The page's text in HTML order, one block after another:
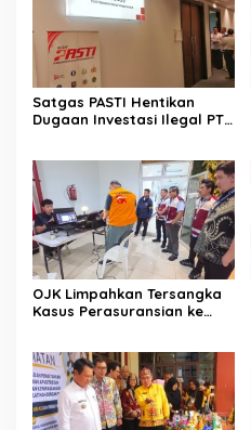
Satgas PASTI Hentikan
Dugaan Investasi Ilegal PT
OJK Limpahkan Tersangka
Kasus Perasuransian ke